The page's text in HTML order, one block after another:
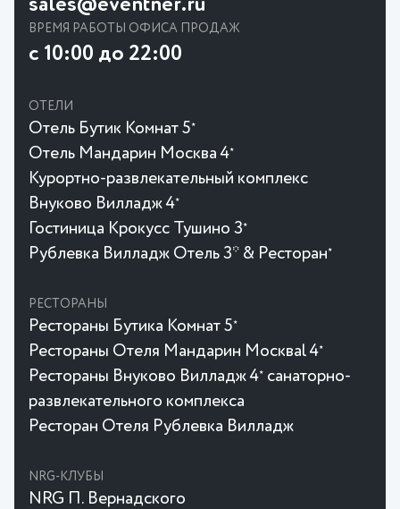
ВРЕМЯ РАБОТЫ ОФИСА ПРОДАЖ
с 10:00 до 22:00
ОТЕЛИ
Отель Бутик Комнат 5★
Отель Мандарин Москва 4★
Курортно-развлекательный комплекс
Внуково Вилладж 4★
Гостиница Крокусc Тушино 3★
Рублевка Вилладж Отель 3* & Ресторан★
РЕСТОРАНЫ
Рестораны Бутика Комнат 5★
Рестораны Отеля Мандарин Москваl 4★
Рестораны Внуково Вилладж 4★
санаторно-
развлекательного комплекса
Ресторан Отеля Рублевка Вилладж
NRG-КЛУБЫ
NRG П. Вернадского